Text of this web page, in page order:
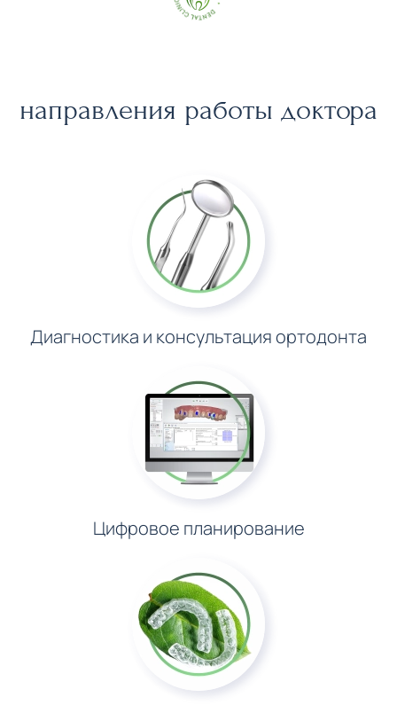
направления работы доктора
Диагностика и консультация ортодонта
Цифровое планирование